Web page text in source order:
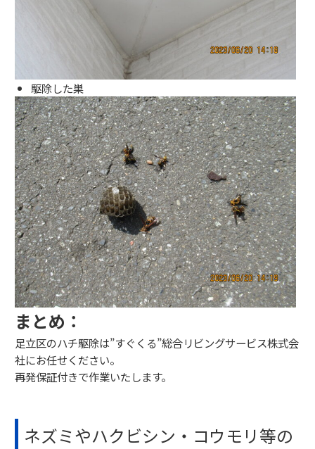
駆除した巣
まとめ：
足立区のハチ駆除は”すぐくる”総合リビングサービス株式会
社にお任せください。
再発保証付きで作業いたします。
ネズミやハクビシン・コウモリ等の